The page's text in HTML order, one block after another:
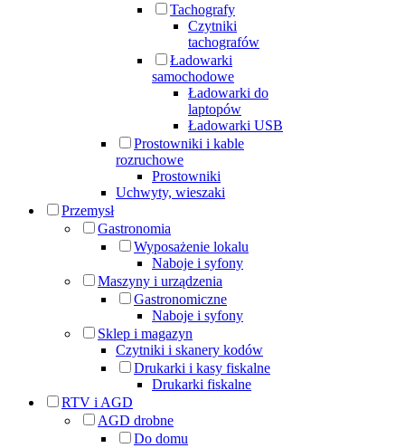
Tachografy
Czytniki
tachografów
Ładowarki
samochodowe
Ładowarki do
laptopów
Ładowarki USB
Prostowniki i kable
rozruchowe
Prostowniki
Uchwyty, wieszaki
Przemysł
Gastronomia
Wyposażenie lokalu
Naboje i syfony
Maszyny i urządzenia
Gastronomiczne
Naboje i syfony
Sklep i magazyn
Czytniki i skanery kodów
Drukarki i kasy fiskalne
Drukarki fiskalne
RTV i AGD
AGD drobne
Do domu